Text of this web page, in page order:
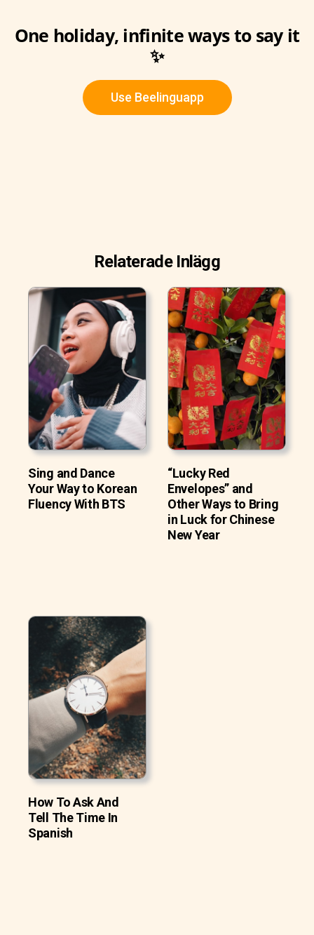
One holiday, infinite ways to say it
✨
Use Beelinguapp
Relaterade Inlägg
Sing and Dance
Your Way to Korean
Fluency With BTS
“Lucky Red
Envelopes” and
Other Ways to Bring
in Luck for Chinese
New Year
How To Ask And
Tell The Time In
Spanish